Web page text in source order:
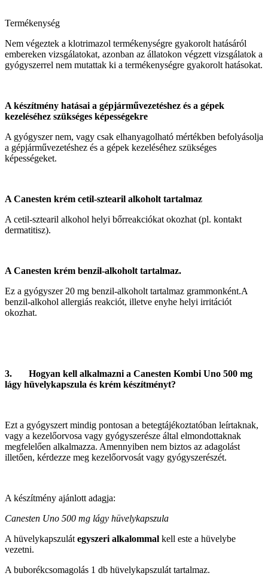
Termékenység
Nem végeztek a klotrimazol termékenységre gyakorolt hatásáról
embereken vizsgálatokat, azonban az állatokon végzett vizsgálatok a
gyógyszerrel nem mutattak ki a termékenységre gyakorolt hatásokat.
A készítmény hatásai a gépjárművezetéshez és a gépek
kezeléséhez szükséges képességekre
A gyógyszer nem, vagy csak elhanyagolható mértékben befolyásolja
a gépjárművezetéshez és a gépek kezeléséhez szükséges
képességeket.
A Canesten krém cetil-sztearil alkoholt tartalmaz
A cetil-sztearil alkohol helyi bőrreakciókat okozhat (pl. kontakt
dermatitisz).
A Canesten krém benzil-alkoholt tartalmaz.
Ez a gyógyszer 20 mg benzil-alkoholt tartalmaz grammonként.A
benzil-alkohol allergiás reakciót, illetve enyhe helyi irritációt
okozhat.
3. Hogyan kell alkalmazni a Canesten Kombi Uno 500 mg
lágy hüvelykapszula és krém készítményt?
Ezt a gyógyszert mindig pontosan a betegtájékoztatóban leírtaknak,
vagy a kezelőorvosa vagy gyógyszerésze által elmondottaknak
megfelelően alkalmazza. Amennyiben nem biztos az adagolást
illetően, kérdezze meg kezelőorvosát vagy gyógyszerészét.
A készítmény ajánlott adagja:
Canesten Uno 500 mg lágy hüvelykapszula
A hüvelykapszulát egyszeri alkalommal kell este a hüvelybe
vezetni.
A buborékcsomagolás 1 db hüvelykapszulát tartalmaz.